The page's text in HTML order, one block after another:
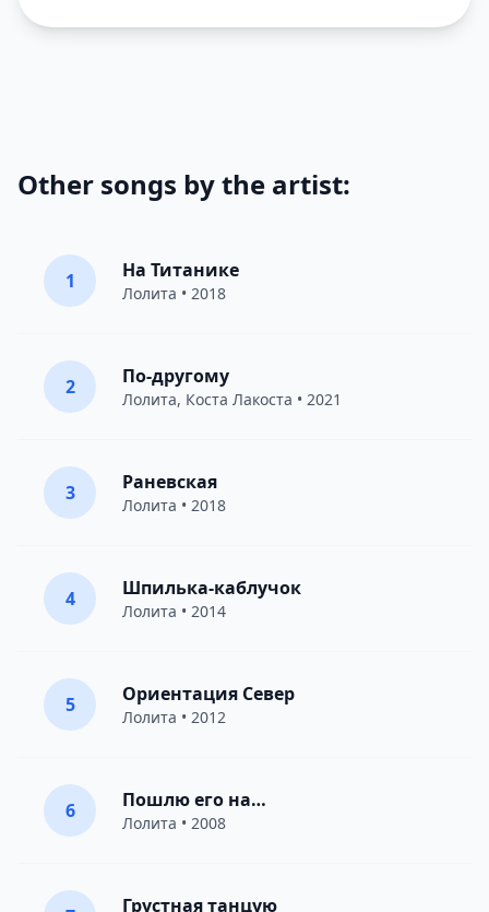
Other songs by the artist:
1 На Титанике
Лолита • 2018
2 По-другому
Лолита, Коста Лакоста • 2021
3 Раневская
Лолита • 2018
4 Шпилька-каблучок
Лолита • 2014
5 Ориентация Север
Лолита • 2012
6 Пошлю его на…
Лолита • 2008
Грустная танцую